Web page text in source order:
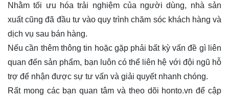
Nhằm tối ưu hóa trải nghiệm của người dùng, nhà sản
xuất cũng đã đầu tư vào quy trình chăm sóc khách hàng và
dịch vụ sau bán hàng.
Nếu cần thêm thông tin hoặc gặp phải bất kỳ vấn đề gì liên
quan đến sản phẩm, bạn luôn có thể liên hệ với đội ngũ hỗ
trợ để nhận được sự tư vấn và giải quyết nhanh chóng.
Rất mong các bạn quan tâm và theo dõi honto.vn để cập